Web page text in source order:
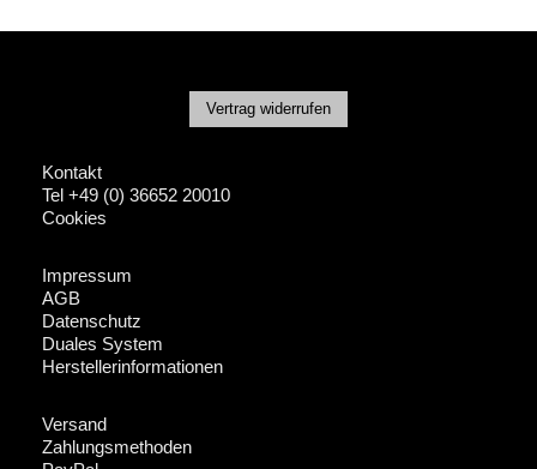
Vertrag widerrufen
Kontakt
Tel +49 (0) 36652 20010
Cookies
Impressum
AGB
Datenschutz
Duales System
Herstellerinformationen
Versand
Zahlungsmethoden